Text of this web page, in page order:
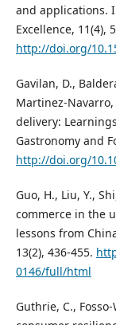
and applications.
Excellence, 11(4),
http://doi.org/
Gavilan, D.,
Martinez-
delivery:
Gastronomy and
http://doi.org/
Guo, H., Liu, Y.,
commerce in the
lessons from
13(2), 436-455.
0146/full/html
Guthrie, C.,